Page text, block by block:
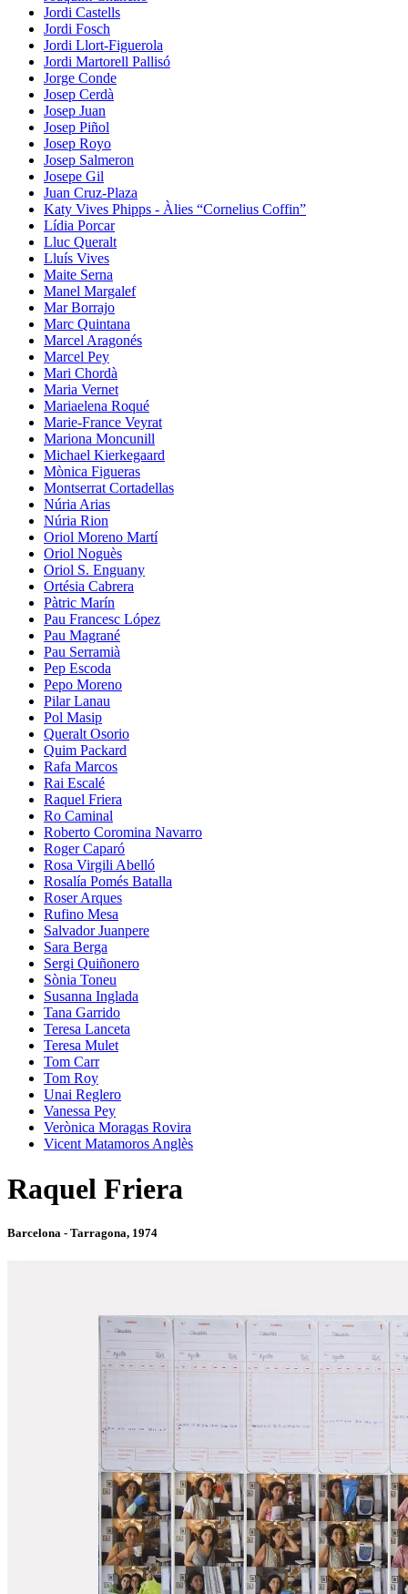
Jordi Castells
Jordi Fosch
Jordi Llort-Figuerola
Jordi Martorell Pallisó
Jorge Conde
Josep Cerdà
Josep Juan
Josep Piñol
Josep Royo
Josep Salmeron
Josepe Gil
Juan Cruz-Plaza
Katy Vives Phipps - Àlies “Cornelius Coffin”
Lídia Porcar
Lluc Queralt
Lluís Vives
Maite Serna
Manel Margalef
Mar Borrajo
Marc Quintana
Marcel Aragonés
Marcel Pey
Mari Chordà
Maria Vernet
Mariaelena Roqué
Marie-France Veyrat
Mariona Moncunill
Michael Kierkegaard
Mònica Figueras
Montserrat Cortadellas
Núria Arias
Núria Rion
Oriol Moreno Martí
Oriol Noguès
Oriol S. Enguany
Ortésia Cabrera
Pàtric Marín
Pau Francesc López
Pau Magrané
Pau Serramià
Pep Escoda
Pepo Moreno
Pilar Lanau
Pol Masip
Queralt Osorio
Quim Packard
Rafa Marcos
Rai Escalé
Raquel Friera
Ro Caminal
Roberto Coromina Navarro
Roger Caparó
Rosa Virgili Abelló
Rosalía Pomés Batalla
Roser Arques
Rufino Mesa
Salvador Juanpere
Sara Berga
Sergi Quiñonero
Sònia Toneu
Susanna Inglada
Tana Garrido
Teresa Lanceta
Teresa Mulet
Tom Carr
Tom Roy
Unai Reglero
Vanessa Pey
Verònica Moragas Rovira
Vicent Matamoros Anglès
Raquel Friera
Barcelona - Tarragona, 1974